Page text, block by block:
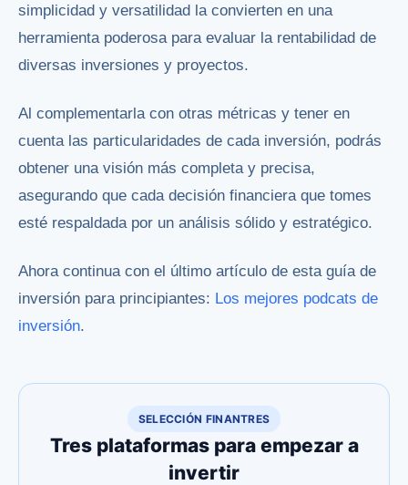
simplicidad y versatilidad la convierten en una
herramienta poderosa para evaluar la rentabilidad de
diversas inversiones y proyectos.
Al complementarla con otras métricas y tener en
cuenta las particularidades de cada inversión, podrás
obtener una visión más completa y precisa,
asegurando que cada decisión financiera que tomes
esté respaldada por un análisis sólido y estratégico.
Ahora continua con el último artículo de esta guía de
inversión para principiantes: Los mejores podcats de
inversión.
SELECCIÓN FINANTRES
Tres plataformas para empezar a
invertir